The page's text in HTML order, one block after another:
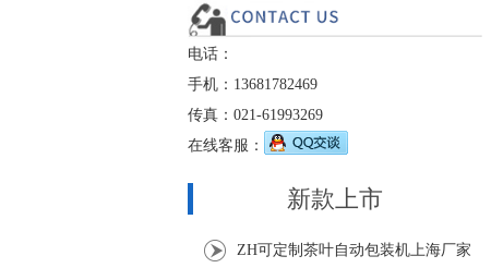
电话：
手机：13681782469
传真：021-61993269
在线客服：
新款上市
ZH可定制茶叶自动包装机上海厂家